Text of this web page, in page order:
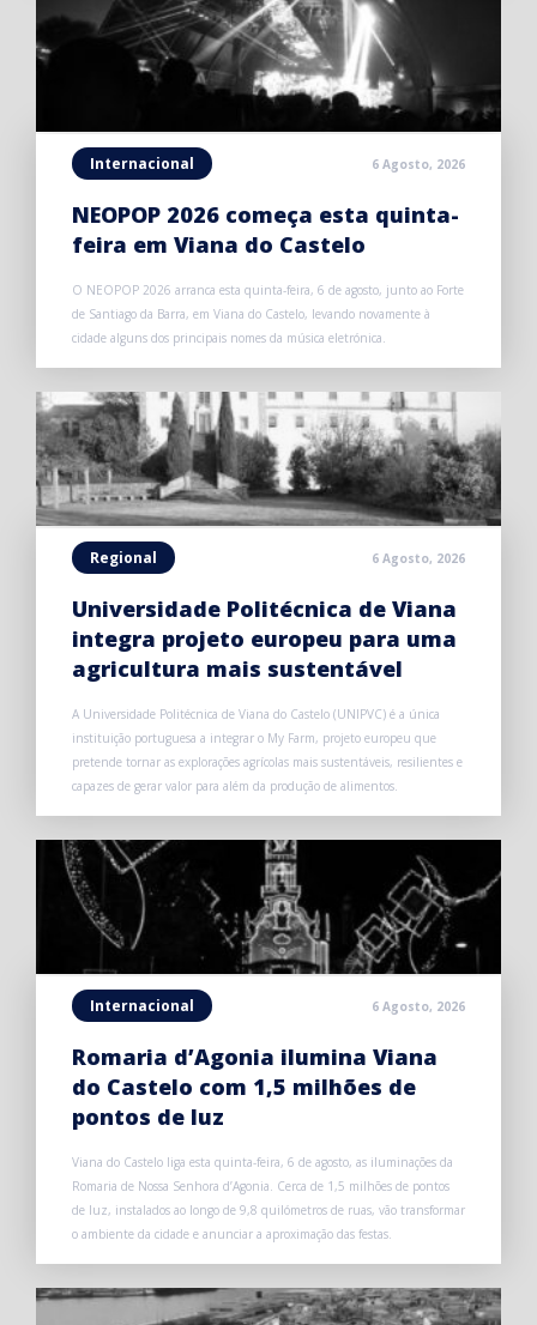
Internacional 6 Agosto, 2026
NEOPOP 2026 começa esta quinta-
feira em Viana do Castelo
O NEOPOP 2026 arranca esta quinta-feira, 6 de agosto, junto ao Forte
de Santiago da Barra, em Viana do Castelo, levando novamente à
cidade alguns dos principais nomes da música eletrónica.
Regional 6 Agosto, 2026
Universidade Politécnica de Viana
integra projeto europeu para uma
agricultura mais sustentável
A Universidade Politécnica de Viana do Castelo (UNIPVC) é a única
instituição portuguesa a integrar o My Farm, projeto europeu que
pretende tornar as explorações agrícolas mais sustentáveis, resilientes e
capazes de gerar valor para além da produção de alimentos.
Internacional 6 Agosto, 2026
Romaria d’Agonia ilumina Viana
do Castelo com 1,5 milhões de
pontos de luz
Viana do Castelo liga esta quinta-feira, 6 de agosto, as iluminações da
Romaria de Nossa Senhora d’Agonia. Cerca de 1,5 milhões de pontos
de luz, instalados ao longo de 9,8 quilómetros de ruas, vão transformar
o ambiente da cidade e anunciar a aproximação das festas.